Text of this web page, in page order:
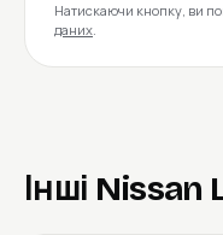
Натискаючи кнопку, ви
даних.
Інші Nissan